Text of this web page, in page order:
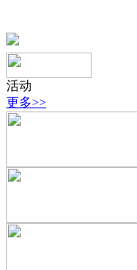
活动
更多>>